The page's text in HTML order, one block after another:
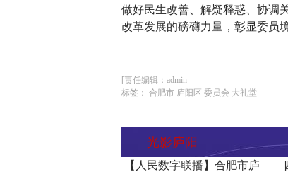
做好民生改善、解疑释惑、协调
改革发展的磅礴力量，彰显委员境
[责任编辑：admin
标签： 合肥市 庐阳区 委员会 大礼堂
光影庐阳
【人民数字联播】合肥市庐